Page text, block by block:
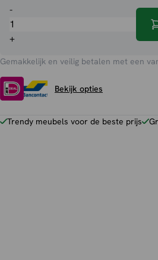
-Vloerlamp
Gerda
aantal
+
Gemakkelijk en veilig betalen met een
Bekijk opties
Trendy meubels voor de beste prijs